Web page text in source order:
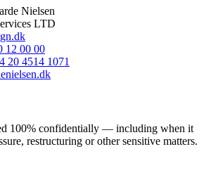
Nielsen
LTD
12 00 00
20 4514 1071
100% confidentially — including when it
restructuring or other sensitive matters.